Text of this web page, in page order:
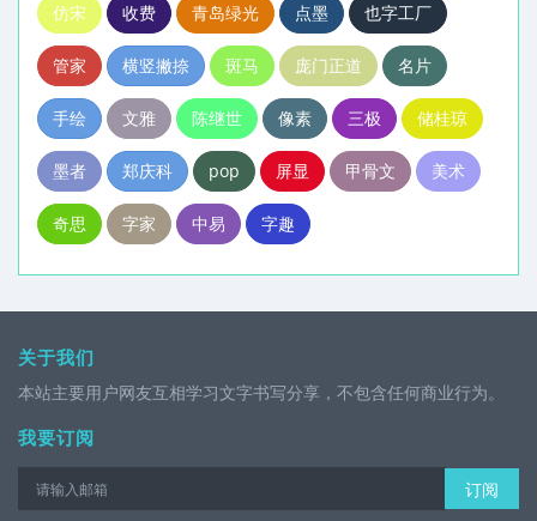
仿宋 收费 青岛绿光 点墨 也字工厂
管家 横竖撇捺 斑马 庞门正道 名片
手绘 文雅 陈继世 像素 三极 储桂琼
墨者 郑庆科 pop 屏显 甲骨文 美术
奇思 字家 中易 字趣
关于我们
本站主要用户网友互相学习文字书写分享，不包含任何商业行为。
我要订阅
订阅